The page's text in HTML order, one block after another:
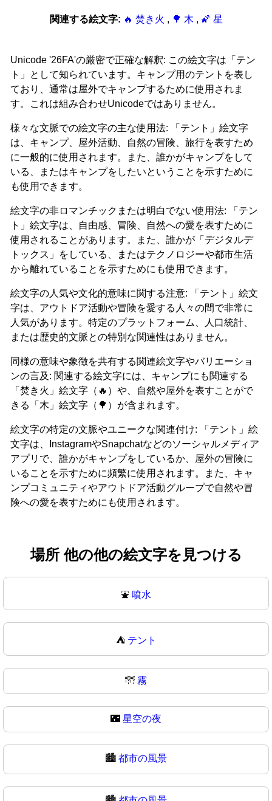
関連する絵文字: 🔥 焚き火 , 🌳 木 , 🌠 星
Unicode '26FA'の厳密で正確な解釈: この絵文字は「テン
ト」として知られています。キャンプ用のテントを表し
ており、通常は屋外でキャンプするために使用されま
す。これは組み合わせUnicodeではありません。
様々な文脈での絵文字の主な使用法: 「テント」絵文字
は、キャンプ、屋外活動、自然の冒険、旅行を表すため
に一般的に使用されます。また、誰かがキャンプをして
いる、またはキャンプをしたいということを示すために
も使用できます。
絵文字の非ロマンチックまたは明白でない使用法: 「テン
ト」絵文字は、自由感、冒険、自然への愛を表すために
使用されることがあります。また、誰かが「デジタルデ
トックス」をしている、またはテクノロジーや都市生活
から離れていることを示すためにも使用できます。
絵文字の人気や文化的意味に関する注意: 「テント」絵文
字は、アウトドア活動や冒険を愛する人々の間で非常に
人気があります。特定のプラットフォーム、人口統計、
または歴史的文脈との特別な関連性はありません。
同様の意味や象徴を共有する関連絵文字やバリエーショ
ンの言及: 関連する絵文字には、キャンプにも関連する
「焚き火」絵文字（🔥）や、自然や屋外を表すことがで
きる「木」絵文字（🌳）が含まれます。
絵文字の特定の文脈やユニークな関連付け: 「テント」絵
文字は、InstagramやSnapchatなどのソーシャルメディア
アプリで、誰かがキャンプをしているか、屋外の冒険に
いることを示すために頻繁に使用されます。また、キャ
ンプコミュニティやアウトドア活動グループで自然や冒
険への愛を表すためにも使用されます。
場所 他の他の絵文字を見つける
⛲ 噴水
⛺ テント
🌁 霧
🌃 星空の夜
🏙️ 都市の風景